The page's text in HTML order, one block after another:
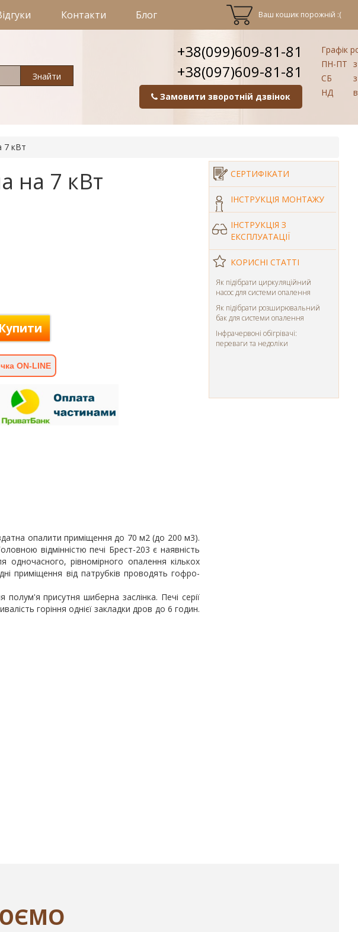
Контакти Блог Ваш кошик порожній :(
Знайти
+38(099)609-81-81
+38(097)609-81-81
Замовити зворотній дзвінок
Графік
ПН-ПТ
СБ
НД
7 кВт
на 7 кВт
ON-LINE
СЕРТИФІКАТИ
ІНСТРУКЦІЯ МОНТАЖУ
ІНСТРУКЦІЯ З
ЕКСПЛУАТАЦІЇ
КОРИСНІ СТАТТІ
Як підібрати циркуляційний
насос для системи опалення
Як підібрати розширювальний
бак для системи опалення
Інфрачервоні обігрівачі:
переваги та недоліки
опалити приміщення до 70 м2 (до 200 м3).
відмінністю печі Брест-203 є наявність
одночасного, рівномірного опалення кількох
приміщення від патрубків проводять гофро-
присутня шиберна заслінка. Печі серії
горіння однієї закладки дров до 6 годин.